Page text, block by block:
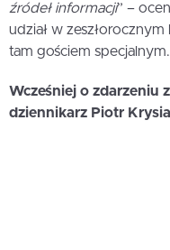
źródeł informacji” –
udział w
tam gościem specjalnym.
Wcześniej o zdarzeniu
dziennikarz Piotr